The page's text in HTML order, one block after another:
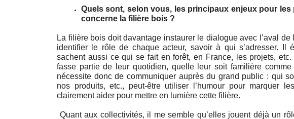
Quels sont, selon vous, les principaux enjeux pour
concerne la filière bois ?
La filière bois doit davantage instaurer le dialogue avec l’aval
identifier le rôle de chaque acteur, savoir à qui s’adresser. Il
sachent aussi ce qui se fait en forêt, en France, les projets,
fasse partie de leur quotidien, quelle leur soit familière
nécessite donc de communiquer auprès du grand public : qui
nos produits, etc., peut-être utiliser l’humour pour marquer
clairement aider pour mettre en lumière cette filière.